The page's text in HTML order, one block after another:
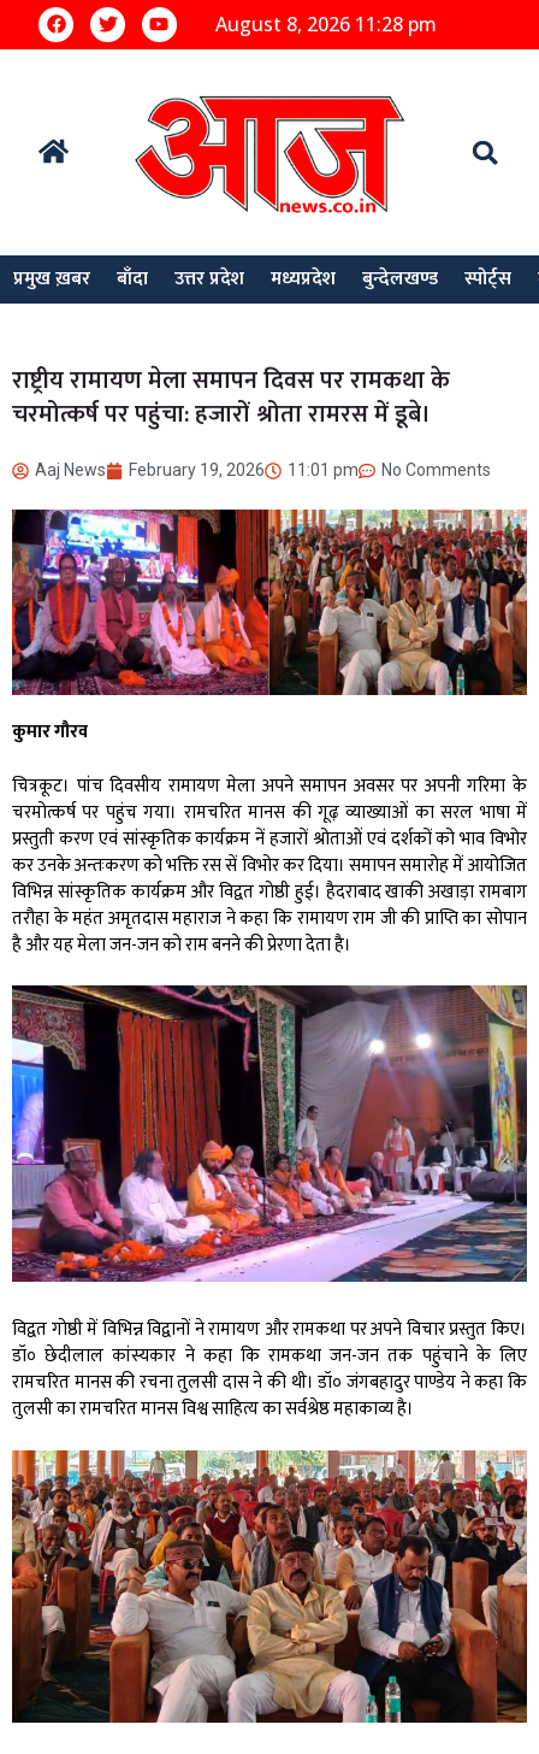
August 8, 2026 11:28 pm
प्रमुख ख़बर बाँदा उत्तर प्रदेश मध्यप्रदेश बुन्देलखण्ड स्पोर्ट्स
राष्ट्रीय रामायण मेला समापन दिवस पर रामकथा के
चरमोत्कर्ष पर पहुंचा: हजारों श्रोता रामरस में डूबे।
Aaj News February 19, 2026 11:01 pm No Comments
कुमार गौरव
चित्रकूट। पांच दिवसीय रामायण मेला अपने समापन अवसर पर अपनी गरिमा के
चरमोत्कर्ष पर पहुंच गया। रामचरित मानस की गूढ़ व्याख्याओं का सरल भाषा में
प्रस्तुती करण एवं सांस्कृतिक कार्यक्रम नें हजारों श्रोताओं एवं दर्शकों को भाव विभोर
कर उनके अन्तःकरण को भक्ति रस सें विभोर कर दिया। समापन समारोह में आयोजित
विभिन्न सांस्कृतिक कार्यक्रम और विद्वत गोष्ठी हुई। हैदराबाद खाकी अखाड़ा रामबाग
तरौहा के महंत अमृतदास महाराज ने कहा कि रामायण राम जी की प्राप्ति का सोपान
है और यह मेला जन-जन को राम बनने की प्रेरणा देता है।
विद्वत गोष्ठी में विभिन्न विद्वानों ने रामायण और रामकथा पर अपने विचार प्रस्तुत किए।
डॉ० छेदीलाल कांस्यकार ने कहा कि रामकथा जन-जन तक पहुंचाने के लिए
रामचरित मानस की रचना तुलसी दास ने की थी। डॉ० जंगबहादुर पाण्डेय ने कहा कि
तुलसी का रामचरित मानस विश्व साहित्य का सर्वश्रेष्ठ महाकाव्य है।